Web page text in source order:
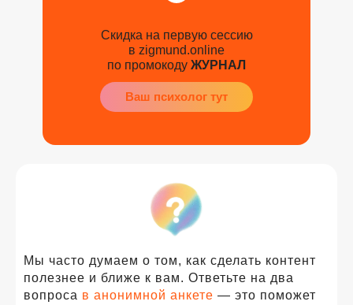
Скидка на первую сессию
в zigmund.online
по промокоду ЖУРНАЛ
Ваш психолог тут
Мы часто думаем о том, как сделать контент
полезнее и ближе к вам. Ответьте на два
вопроса в анонимной анкете — это поможет